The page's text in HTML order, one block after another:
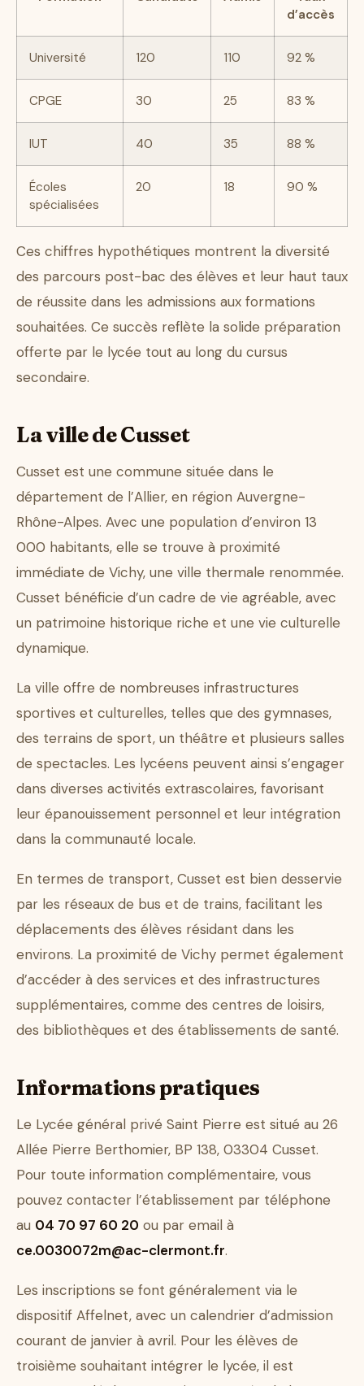
d’accès
Université 120 110 92 %
CPGE 30 25 83 %
IUT 40 35 88 %
Écoles
spécialisées
20 18 90 %
Ces chiffres hypothétiques montrent la diversité
des parcours post-bac des élèves et leur haut taux
de réussite dans les admissions aux formations
souhaitées. Ce succès reflète la solide préparation
offerte par le lycée tout au long du cursus
secondaire.
La ville de Cusset
Cusset est une commune située dans le
département de l’Allier, en région Auvergne-
Rhône-Alpes. Avec une population d’environ 13
000 habitants, elle se trouve à proximité
immédiate de Vichy, une ville thermale renommée.
Cusset bénéficie d’un cadre de vie agréable, avec
un patrimoine historique riche et une vie culturelle
dynamique.
La ville offre de nombreuses infrastructures
sportives et culturelles, telles que des gymnases,
des terrains de sport, un théâtre et plusieurs salles
de spectacles. Les lycéens peuvent ainsi s’engager
dans diverses activités extrascolaires, favorisant
leur épanouissement personnel et leur intégration
dans la communauté locale.
En termes de transport, Cusset est bien desservie
par les réseaux de bus et de trains, facilitant les
déplacements des élèves résidant dans les
environs. La proximité de Vichy permet également
d’accéder à des services et des infrastructures
supplémentaires, comme des centres de loisirs,
des bibliothèques et des établissements de santé.
Informations pratiques
Le Lycée général privé Saint Pierre est situé au 26
Allée Pierre Berthomier, BP 138, 03304 Cusset.
Pour toute information complémentaire, vous
pouvez contacter l’établissement par téléphone
au 04 70 97 60 20 ou par email à
ce.0030072m@ac-clermont.fr.
Les inscriptions se font généralement via le
dispositif Affelnet, avec un calendrier d’admission
courant de janvier à avril. Pour les élèves de
troisième souhaitant intégrer le lycée, il est